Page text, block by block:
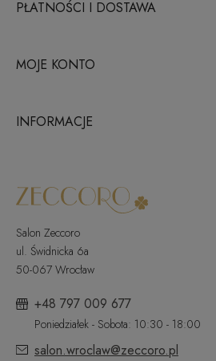
PŁATNOŚCI I DOSTAWA
MOJE KONTO
INFORMACJE
Salon Zeccoro
ul. Świdnicka 6a
50-067 Wrocław
+48 797 009 677
Poniedziałek - Sobota: 10:30 - 18:00
salon.wroclaw@zeccoro.pl